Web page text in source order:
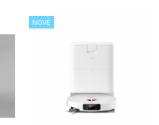
NOVÉ